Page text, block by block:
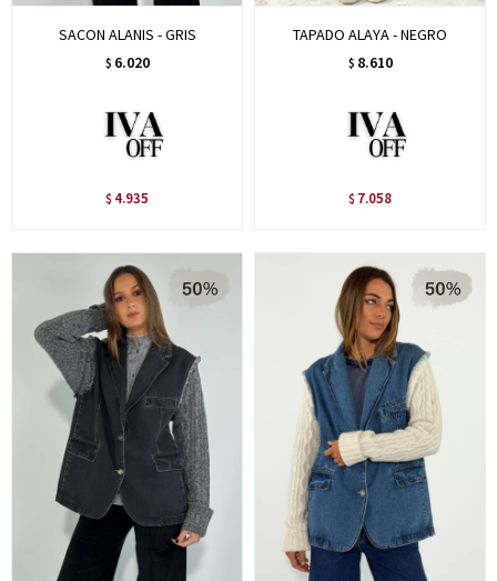
SACON ALANIS - GRIS
$ 6.020
$ 4.935
TAPADO ALAYA - NEGRO
$ 8.610
$ 7.058